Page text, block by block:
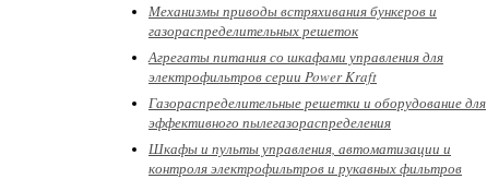
Механизмы приводы встряхивания бункеров и
газораспределительных решеток
Агрегаты питания со шкафами управления для
электрофильтров серии Power Kraft
Газораспределительные решетки и оборудование для
эффективного пылегазораспределения
Шкафы и пульты управления, автоматизации и
контроля электрофильтров и рукавных фильтров